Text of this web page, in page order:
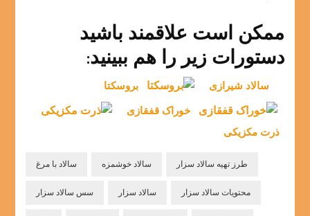
ممکن است علاقمند باشید
دستورات زیر را هم ببینید:
سالاد شیرازی
بروسکتا
خوراک قفقازی
ذرت مکزیکی
سالاد با مرغ سالاد خوشمزه طرز تهیه سالاد سزار
سس سالاد سزار سالاد سزار محتویات سالاد سزار